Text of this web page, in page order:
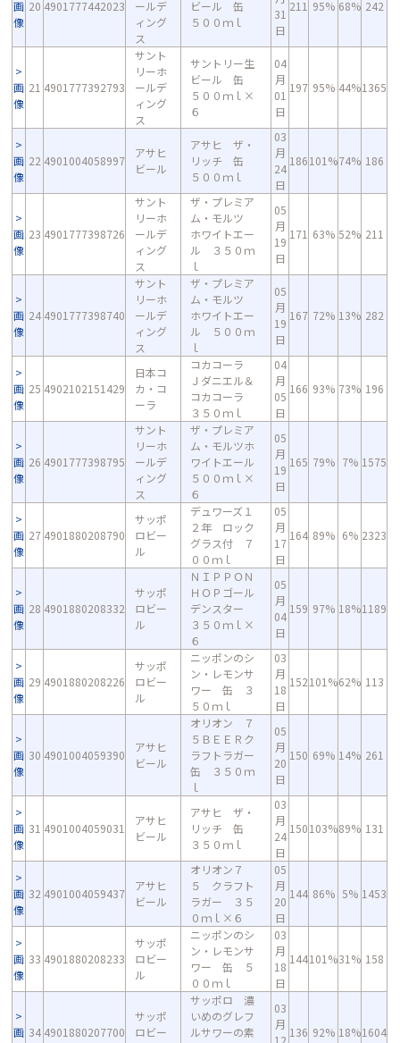
画
像
20 4901777442023
ールデ
ィング
ス
ビール 缶
５００ｍｌ
31
日
211 95% 68% 242
画
像
21 4901777392793
サント
リーホ
ールデ
ィング
ス
サントリー生
ビール 缶
５００ｍｌ×
６
04
月
01
日
197 95% 44%1365
画
像
22 4901004058997
アサヒ
ビール
アサヒ ザ・
リッチ 缶
５００ｍｌ
03
月
24
日
186101%74% 186
画
像
23 4901777398726
サント
リーホ
ールデ
ィング
ス
ザ・プレミア
ム・モルツ
ホワイトエー
ル ３５０ｍ
ｌ
05
月
19
日
171 63% 52% 211
画
像
24 4901777398740
サント
リーホ
ールデ
ィング
ス
ザ・プレミア
ム・モルツ
ホワイトエー
ル ５００ｍ
ｌ
05
月
19
日
167 72% 13% 282
画
像
25 4902102151429
日本コ
カ・コ
ーラ
コカコーラ
Ｊダニエル＆
コカコーラ
３５０ｍｌ
04
月
05
日
166 93% 73% 196
画
像
26 4901777398795
サント
リーホ
ールデ
ィング
ス
ザ・プレミア
ム・モルツホ
ワイトエール
５００ｍｌ×
６
05
月
19
日
165 79% 7% 1575
画
像
27 4901880208790
サッポ
ロビー
ル
デュワーズ１
２年 ロック
グラス付 ７
００ｍｌ
05
月
17
日
164 89% 6% 2323
画
像
28 4901880208332
サッポ
ロビー
ル
ＮＩＰＰＯＮ
ＨＯＰゴール
デンスター
３５０ｍｌ×
６
05
月
04
日
159 97% 18%1189
画
像
29 4901880208226
サッポ
ロビー
ル
ニッポンのシ
ン・レモンサ
ワー 缶 ３
５０ｍｌ
03
月
18
日
152101%62% 113
画
像
30 4901004059390
アサヒ
ビール
オリオン ７
５ＢＥＥＲク
ラフトラガー
缶 ３５０ｍ
ｌ
05
月
20
日
150 69% 14% 261
画
像
31 4901004059031
アサヒ
ビール
アサヒ ザ・
リッチ 缶
３５０ｍｌ
03
月
24
日
150103%89% 131
画
像
32 4901004059437
アサヒ
ビール
オリオン７
５ クラフト
ラガー ３５
０ｍｌ×６
05
月
20
日
144 86% 5% 1453
画
像
33 4901880208233
サッポ
ロビー
ル
ニッポンのシ
ン・レモンサ
ワー 缶 ５
００ｍｌ
03
月
18
日
144101%31% 158
画 34 4901880207700
サッポ
ロビー
サッポロ 濃
いめのグレフ
ルサワーの素
03
月
12
136 92% 18%1604